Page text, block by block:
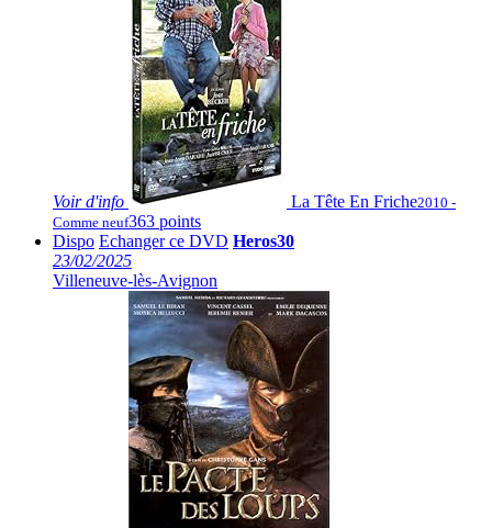
Voir d'info La Tête En Friche2010 -
Comme neuf363 points
Dispo Echanger ce DVD Heros30
23/02/2025
Villeneuve-lès-Avignon